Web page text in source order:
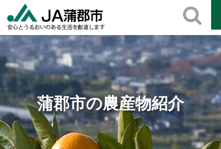
content
蒲郡市の農産物紹介